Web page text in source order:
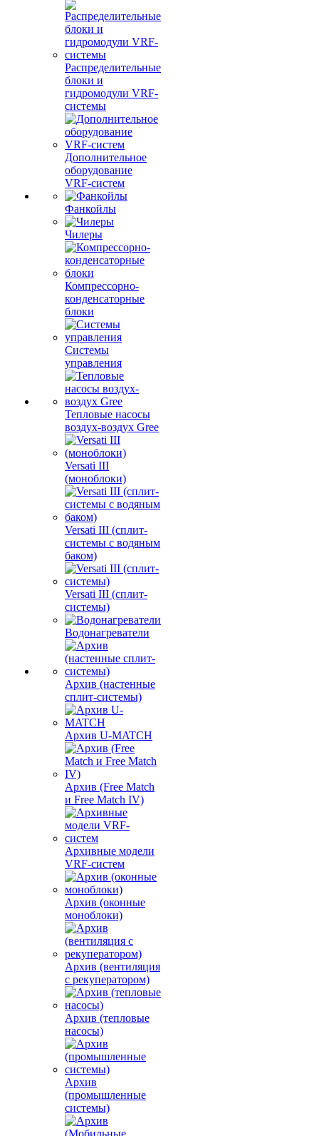
Распределительные
блоки и
гидромодули VRF-
системы
Дополнительное
оборудование
VRF-систем
Фанкойлы
Чилеры
Компрессорно-
конденсаторные
блоки
Системы
управления
Тепловые насосы
воздух-воздух Gree
Versati III
(моноблоки)
Versati III (сплит-
системы с водяным
баком)
Versati III (сплит-
системы)
Водонагреватели
Архив (настенные
сплит-системы)
Архив U-MATCH
Архив (Free Match
и Free Match IV)
Архивные модели
VRF-систем
Архив (оконные
моноблоки)
Архив (вентиляция
с рекуператором)
Архив (тепловые
насосы)
Архив
(промышленные
системы)